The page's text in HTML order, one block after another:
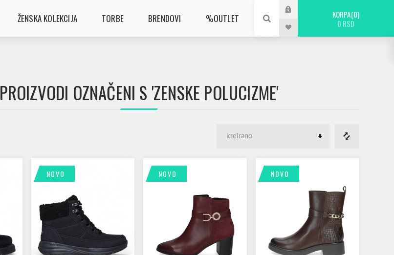
ŽENSKA KOLEKCIJA TORBE BRENDOVI %OUTLET KORPA 0
0 RSD
PROIZVODI OZNAČENI S 'ZENSKE POLUCIZME'
NOVO NOVO NOVO